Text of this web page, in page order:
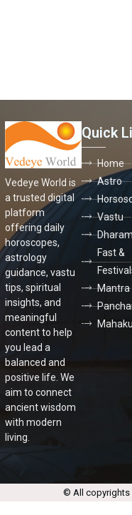
Vedeye World is
a trusted digital
platform
offering daily
horoscopes,
astrology
guidance, vastu
tips, spiritual
insights, and
meaningful
content to help
you lead a
balanced and
positive life. We
aim to connect
ancient wisdom
with modern
living.
Quick
Home
Astro
Vastu
Dharam
Fast &
Mantra
© All copyrights